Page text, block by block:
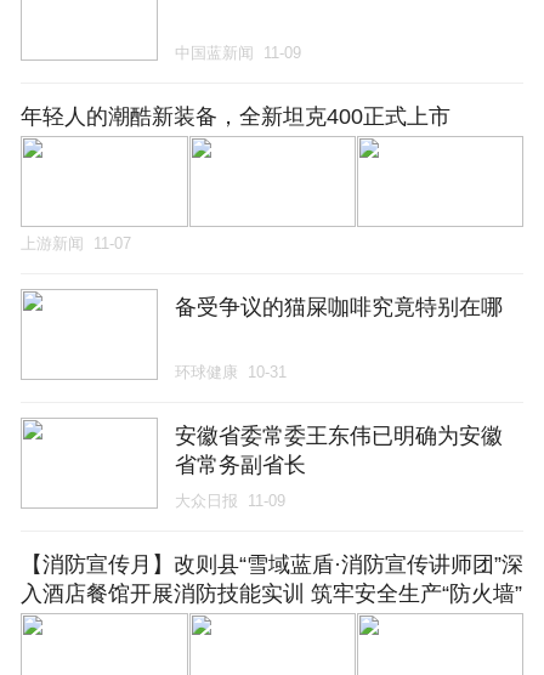
中国蓝新闻 11-09
年轻人的潮酷新装备，全新坦克400正式上市
上游新闻 11-07
备受争议的猫屎咖啡究竟特别在哪
环球健康 10-31
安徽省委常委王东伟已明确为安徽
省常务副省长
大众日报 11-09
【消防宣传月】改则县“雪域蓝盾·消防宣传讲师团”深
入酒店餐馆开展消防技能实训 筑牢安全生产“防火墙”